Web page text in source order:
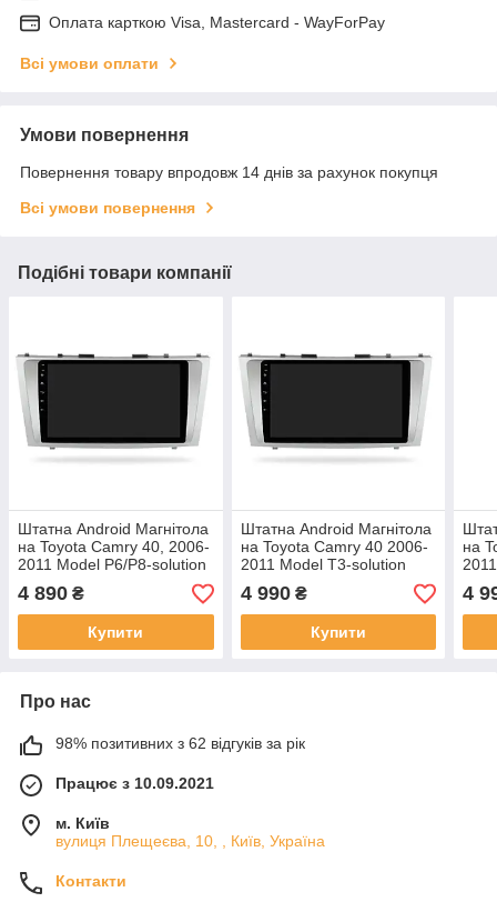
Оплата карткою Visa, Mastercard - WayForPay
Всі умови оплати
Умови повернення
Повернення товару впродовж 14 днів за рахунок покупця
Всі умови повернення
Подібні товари компанії
Штатна Android Магнітола
на Toyota Camry 40, 2006-
2011 Model P6/P8-solution
4 890 ₴
Купити
Штатна Android Магнітола
на Toyota Camry 40 2006-
2011 Model T3-solution
4 990₴
Купити
на
4
Про нас
98% позитивних з 62 відгуків за рік
Працює з 10.09.2021
м. Київ
вулиця Плещеєва, 10, , Київ, Україна
Контакти